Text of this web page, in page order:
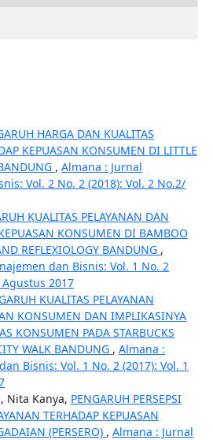
HARGA DAN KUALITAS
KEPUASAN KONSUMEN DI LITTLE
, Almana : Jurnal
Vol. 2 No. 2 (2018): Vol. 2 No.2/
KUALITAS PELAYANAN DAN
KONSUMEN DI BAMBOO
REFLEXIOLOGY BANDUNG ,
dan Bisnis: Vol. 1 No. 2
Agustus 2017
KUALITAS PELAYANAN
KONSUMEN DAN IMPLIKASINYA
KONSUMEN PADA STARBUCKS
WALK BANDUNG , Almana :
Bisnis: Vol. 1 No. 2 (2017): Vol. 1
Nita Kanya, PENGARUH PERSEPSI
TERHADAP KEPUASAN
(PERSERO) , Almana : Jurnal